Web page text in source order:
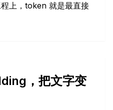
上，token 就是最直接
，把文字变